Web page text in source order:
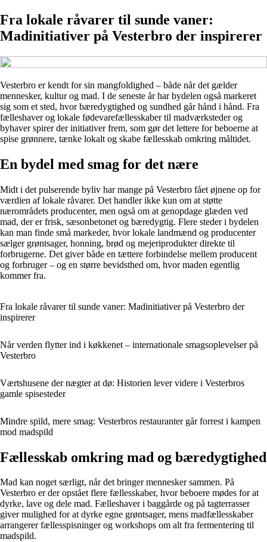
Fra lokale råvarer til sunde vaner:
Madinitiativer på Vesterbro der inspirerer
Vesterbro er kendt for sin mangfoldighed – både når det gælder
mennesker, kultur og mad. I de seneste år har bydelen også markeret
sig som et sted, hvor bæredygtighed og sundhed går hånd i hånd. Fra
fælleshaver og lokale fødevarefællesskaber til madværksteder og
byhaver spirer der initiativer frem, som gør det lettere for beboerne at
spise grønnere, tænke lokalt og skabe fællesskab omkring måltidet.
En bydel med smag for det nære
Midt i det pulserende byliv har mange på Vesterbro fået øjnene op for
værdien af lokale råvarer. Det handler ikke kun om at støtte
nærområdets producenter, men også om at genopdage glæden ved
mad, der er frisk, sæsonbetonet og bæredygtig. Flere steder i bydelen
kan man finde små markeder, hvor lokale landmænd og producenter
sælger grøntsager, honning, brød og mejeriprodukter direkte til
forbrugerne. Det giver både en tættere forbindelse mellem producent
og forbruger – og en større bevidsthed om, hvor maden egentlig
kommer fra.
Fra lokale råvarer til sunde vaner: Madinitiativer på Vesterbro der
inspirerer
Når verden flytter ind i køkkenet – internationale smagsoplevelser på
Vesterbro
Værtshusene der nægter at dø: Historien lever videre i Vesterbros
gamle spisesteder
Mindre spild, mere smag: Vesterbros restauranter går forrest i kampen
mod madspild
Fællesskab omkring mad og bæredygtighed
Mad kan noget særligt, når det bringer mennesker sammen. På
Vesterbro er der opstået flere fællesskaber, hvor beboere mødes for at
dyrke, lave og dele mad. Fælleshaver i baggårde og på tagterrasser
giver mulighed for at dyrke egne grøntsager, mens madfællesskaber
arrangerer fællesspisninger og workshops om alt fra fermentering til
madspild.